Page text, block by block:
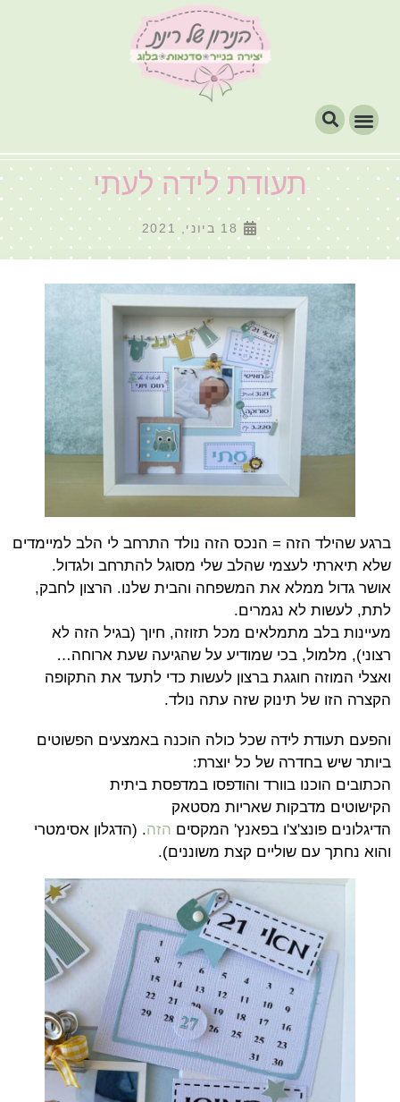
תעודת לידה לעתי
18 ביוני, 2021
ברגע שהילד הזה = הנכס הזה נולד התרחב לי הלב למיימדים
שלא תיארתי לעצמי שהלב שלי מסוגל להתרחב ולגדול.
אושר גדול ממלא את המשפחה והבית שלנו. הרצון לחבק,
לתת, לעשות לא נגמרים.
מעיינות בלב מתמלאים מכל תזוזה, חיוך (בגיל הזה לא
רצוני), מלמול, בכי שמודיע על שהגיעה שעת ארוחה…
ואצלי המוזה חוגגת ברצון לעשות כדי לתעד את התקופה
הקצרה הזו של תינוק שזה עתה נולד.
והפעם תעודת לידה שכל כולה הוכנה באמצעים הפשוטים
ביותר שיש בחדרה של כל יוצרת:
הכתובים הוכנו בוורד והודפסו במדפסת ביתית
הקישוטים מדבקות שאריות מסטאק
הדיגלונים פונצ'צ'ו בפאנץ' המקסים הזה. (הדגלון אסימטרי
והוא נחתך עם שוליים קצת משוננים).